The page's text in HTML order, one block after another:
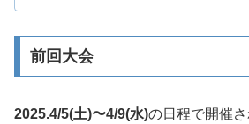
前回大会
2025.4/5(土)〜4/9(水)の日程で開催